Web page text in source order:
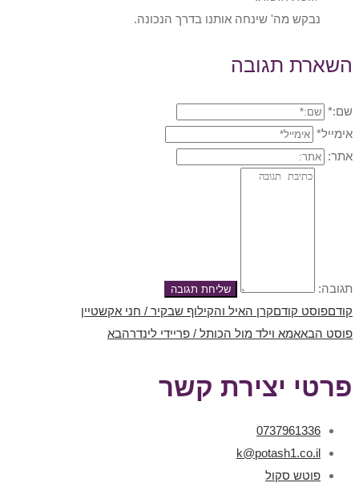
נבקש מה' שינחה אותנו בדרך הנכונה.
השארת תגובה
שם:*
אימייל*
אתר:
תגובה:
קודםפוסט קודםקרן האיל והקילוף שבקיר / חני אקשטיין
פוסט הבאאמא וילד מול הכותל / פריידי לינדרהבא
פרטי יצירת קשר
0737961336
k@potash1.co.il
פוטש סקול